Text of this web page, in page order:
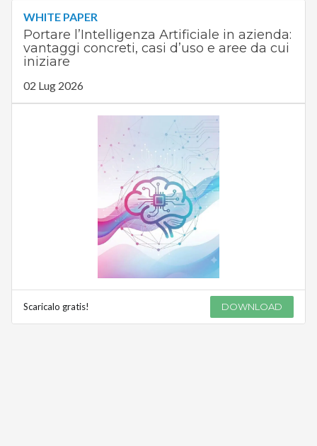
WHITE PAPER
Portare l’Intelligenza Artificiale in azienda:
vantaggi concreti, casi d’uso e aree da cui
iniziare
02 Lug 2026
Scaricalo gratis! DOWNLOAD